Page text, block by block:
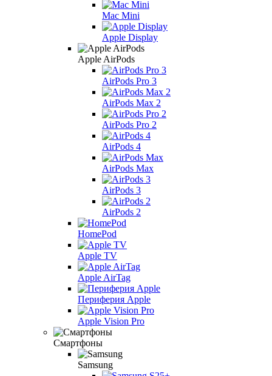
Mac Mini
Apple Display
Apple AirPods
AirPods Pro 3
AirPods Max 2
AirPods Pro 2
AirPods 4
AirPods Max
AirPods 3
AirPods 2
HomePod
Apple TV
Apple AirTag
Периферия Apple
Apple Vision Pro
Смартфоны
Samsung